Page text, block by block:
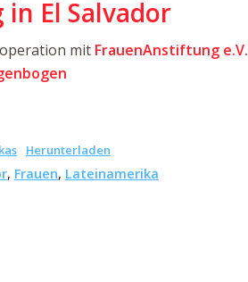
El Salvador
mit FrauenAnstiftung e.V.
Herunterladen
, Frauen, Lateinamerika